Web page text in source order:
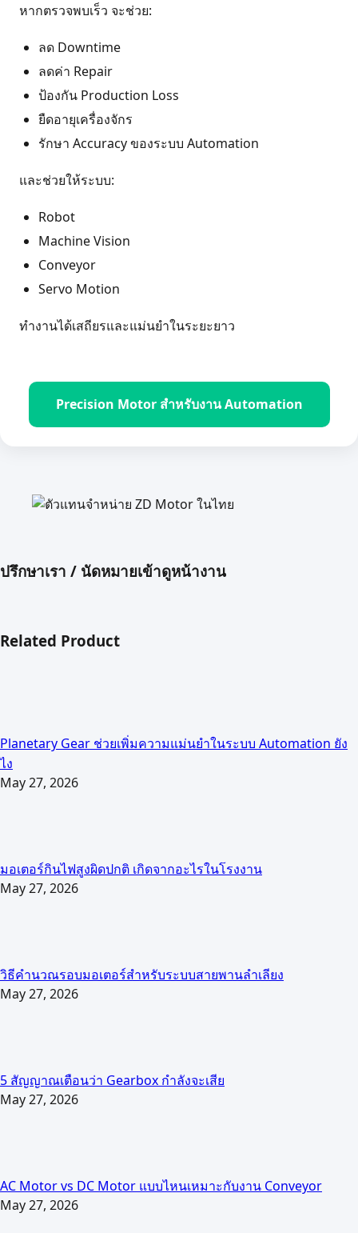
หากตรวจพบเร็ว จะช่วย:
ลด Downtime
ลดค่า Repair
ป้องกัน Production Loss
ยืดอายุเครื่องจักร
รักษา Accuracy ของระบบ Automation
และช่วยให้ระบบ:
Robot
Machine Vision
Conveyor
Servo Motion
ทำงานได้เสถียรและแม่นยำในระยะยาว
Precision Motor สำหรับงาน Automation
ปรึกษาเรา / นัดหมายเข้าดูหน้างาน
Related Product
Planetary Gear ช่วยเพิ่มความแม่นยำในระบบ Automation ยัง
ไง
May 27, 2026
มอเตอร์กินไฟสูงผิดปกติ เกิดจากอะไรในโรงงาน
May 27, 2026
วิธีคำนวณรอบมอเตอร์สำหรับระบบสายพานลำเลียง
May 27, 2026
5 สัญญาณเตือนว่า Gearbox กำลังจะเสีย
May 27, 2026
AC Motor vs DC Motor แบบไหนเหมาะกับงาน Conveyor
May 27, 2026